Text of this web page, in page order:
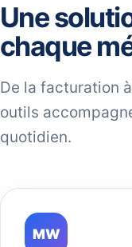
Une
chaque
De la facturation
outils
quotidien.
MW